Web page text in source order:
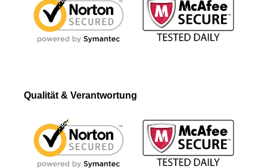
Qualität & Verantwortung